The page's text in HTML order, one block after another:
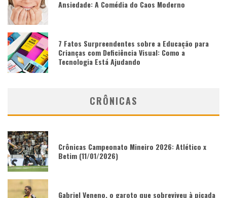
Ansiedade: A Comédia do Caos Moderno
7 Fatos Surpreendentes sobre a Educação para
Crianças com Deficiência Visual: Como a
Tecnologia Está Ajudando
CRÔNICAS
Crônicas Campeonato Mineiro 2026: Atlético x
Betim (11/01/2026)
Gabriel Veneno, o garoto que sobreviveu à picada